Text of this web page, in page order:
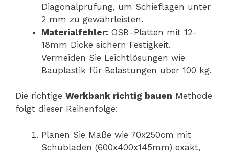
Diagonalprüfung, um Schieflagen unter
2 mm zu gewährleisten.
Materialfehler: OSB-Platten mit 12-
18mm Dicke sichern Festigkeit.
Vermeiden Sie Leichtlösungen wie
Bauplastik für Belastungen über 100 kg.
Die richtige Werkbank richtig bauen Methode
folgt dieser Reihenfolge:
Planen Sie Maße wie 70x250cm mit
Schubladen (600x400x145mm) exakt,